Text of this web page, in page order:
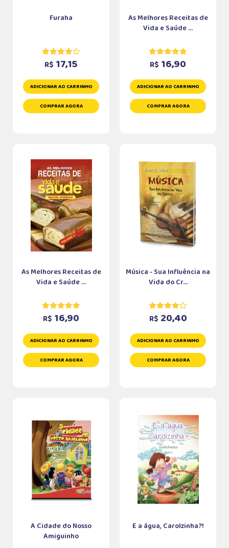
Furaha
R$ 17,15
ADICIONAR AO CARRINHO
COMPRAR AGORA
As Melhores Receitas de
Vida e Saúde ...
R$ 16,90
ADICIONAR AO CARRINHO
COMPRAR AGORA
As Melhores Receitas de
Vida e Saúde ...
R$ 16,90
ADICIONAR AO CARRINHO
COMPRAR AGORA
Música - Sua Influência na
Vida do Cr...
R$ 20,40
ADICIONAR AO CARRINHO
COMPRAR AGORA
A Cidade do Nosso
Amiguinho
E a água, Carolzinha?!